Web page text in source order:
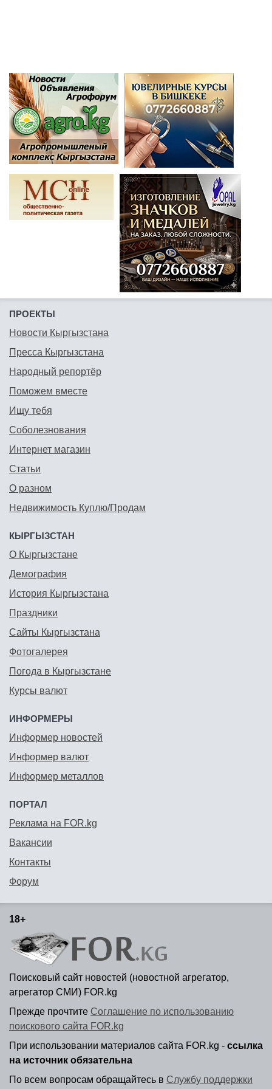
ПРОЕКТЫ
Новости Кыргызстана
Пресса Кыргызстана
Народный репортёр
Поможем вместе
Ищу тебя
Соболезнования
Интернет магазин
Статьи
О разном
Недвижимость Куплю/Продам
КЫРГЫЗСТАН
О Кыргызстане
Демография
История Кыргызстана
Праздники
Сайты Кыргызстана
Фотогалерея
Погода в Кыргызстане
Курсы валют
ИНФОРМЕРЫ
Информер новостей
Информер валют
Информер металлов
ПОРТАЛ
Реклама на FOR.kg
Вакансии
Контакты
Форум
18+
Поисковый сайт новостей (новостной агрегатор,
агрегатор СМИ) FOR.kg
Прежде прочтите Соглашение по использованию
поискового сайта FOR.kg
При использовании материалов сайта FOR.kg - ссылка
на источник обязательна
По всем вопросам обращайтесь в Службу поддержки